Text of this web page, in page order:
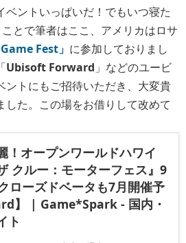
ベントいっぱいだ！でもいつ寝た
とで筆者はここ、アメリカはロサ
Fest」 に参加しておりまし
Ubisoft Forward 」などのユービ
ントにもご招待いただき、大変貴
した。この場をお借りして改めて
！オープンワールドハワイ
クルー：モーターフェス』9
ローズドベータも7月開催予
】 | Game*Spark - 国内・
ト